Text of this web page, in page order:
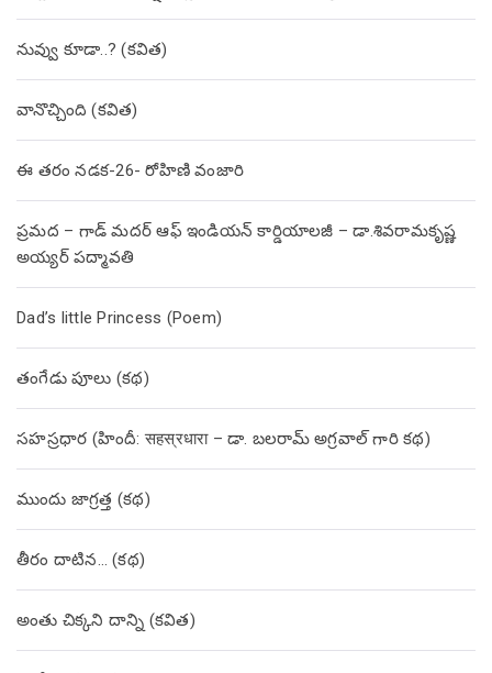
నువ్వు కూడా..? (కవిత)
వానొచ్చింది (కవిత)
ఈ తరం నడక-26- రోహిణి వంజారి
ప్రమద – గాడ్ మదర్ ఆఫ్ ఇండియన్ కార్డియాలజీ – డా.శివరామకృష్ణ
అయ్యర్ పద్మావతి
Dad’s little Princess (Poem)
తంగేడు పూలు (క‌థ‌)
సహస్రధార (హిందీ: सहस्रधारा – డా. బలరామ్ అగ్రవాల్ గారి కథ)
ముందు జాగ్రత్త (క‌థ‌)
తీరం దాటిన… (క‌థ‌)
అంతు చిక్కని దాన్ని (కవిత)